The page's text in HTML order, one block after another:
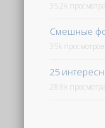
35.2k просмотра
Смешные
35k просмотров
25
28.8k просмотра